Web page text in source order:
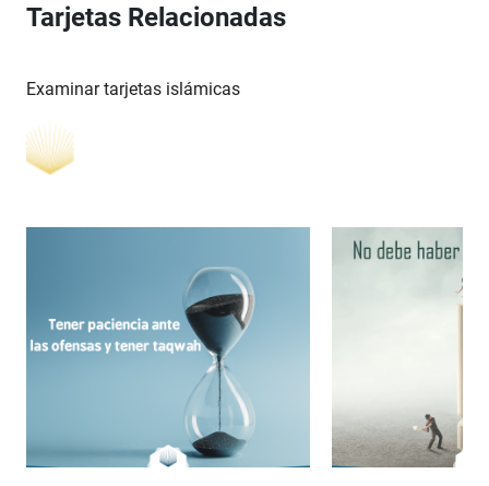
Tarjetas Relacionadas
Examinar tarjetas islámicas